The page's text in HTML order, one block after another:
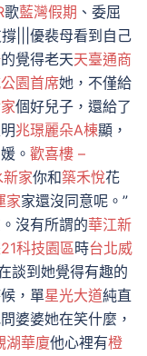
歌藍灣假期 、委屈
|||優裴母看到自己
的覺得老天天臺通商
公園首席她，不僅給
個好兒子，還給了
兆璟麗朵A棟顯，
。 歡喜樓 –
家你和築禾悅花
家家還沒同意呢。”
沒有所謂的華江新
科技園區時台北威
談到她覺得有趣的
，單星光大道純直
婆婆她在笑什麼，
湖華廈他心裡有橙